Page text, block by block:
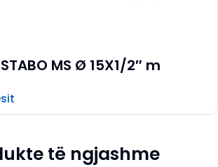
MS Ø 15X1/2″ m
të ngjashme